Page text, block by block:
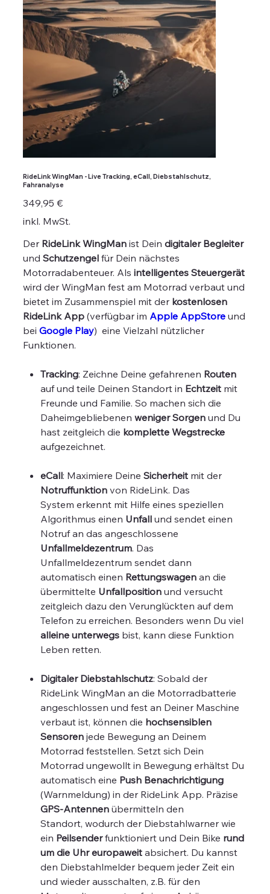
RideLink WingMan - Live Tracking, eCall, Diebstahlschutz,
Fahranalyse
Preis
349,95 €
inkl. MwSt.
Der RideLink WingMan ist Deindigitaler Begleiter
undSchutzengel für Dein nächstes
Motorradabenteuer. Alsintelligentes Steuergerät
wird der WingMan fest am Motorrad verbaut und
bietet im Zusammenspiel mit der kostenlosen
RideLink App (verfügbar im Apple AppStore und
beiGoogle Play) eine Vielzahl nützlicher
Funktionen.
Tracking: Zeichne Deine gefahrenen Routen
auf und teile Deinen Standort in Echtzeit mit
Freunde und Familie. So machen sich die
Daheimgebliebenenweniger Sorgen und Du
hast zeitgleich die komplette Wegstrecke
aufgezeichnet.
eCall: Maximiere DeineSicherheit mit der
Notruffunktion von RideLink. Das
System erkennt mit Hilfe eines speziellen
Algorithmus einen Unfall und sendet einen
Notruf an das angeschlossene
Unfallmeldezentrum. Das
Unfallmeldezentrum sendet dann
automatisch einen Rettungswagen an die
übermittelte Unfallposition und versucht
zeitgleich dazu den Verunglückten auf dem
Telefon zu erreichen. Besonders wenn Du viel
alleine unterwegs bist, kann diese Funktion
Leben retten.
Digitaler Diebstahlschutz: Sobald der
RideLink WingMan an die Motorradbatterie
angeschlossen und fest an Deiner Maschine
verbaut ist, können die hochsensiblen
Sensoren jede Bewegung an Deinem
Motorrad feststellen. Setzt sich Dein
Motorrad ungewollt in Bewegung erhältst Du
automatisch eine Push Benachrichtigung
(Warnmeldung) in der RideLink App. Präzise
GPS-Antennen übermitteln den
Standort, wodurch der Diebstahlwarner wie
ein Peilsenderfunktioniert und Dein Bike rund
um die Uhr europaweit absichert. Du kannst
den Diebstahlmelder bequem jeder Zeit ein
und wieder ausschalten, z.B. für den